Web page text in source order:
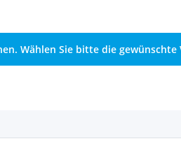
Wählen Sie bitte die gewünschte